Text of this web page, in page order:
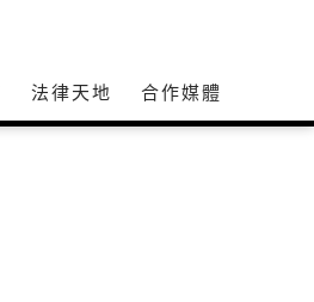
法律天地 合作媒體